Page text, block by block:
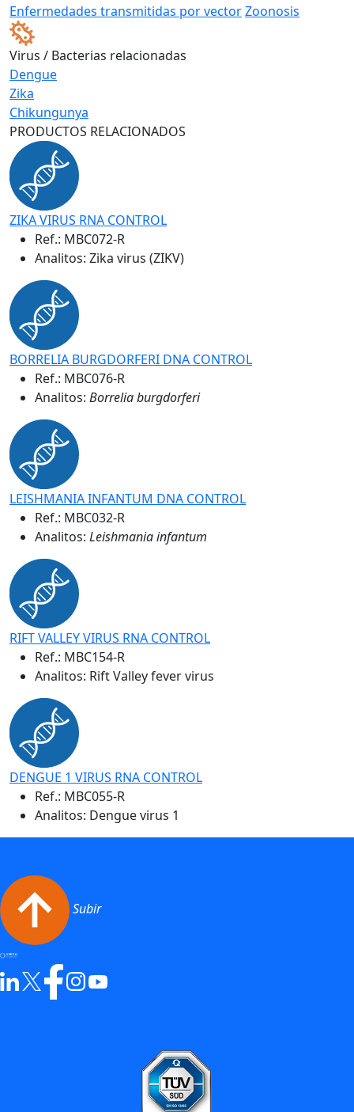
Enfermedades transmitidas por vectorZoonosis
Virus / Bacterias relacionadas
Dengue
Zika
Chikungunya
PRODUCTOS RELACIONADOS
ZIKA VIRUS RNA CONTROL
Ref.: MBC072-R
Analitos: Zika virus (ZIKV)
BORRELIA BURGDORFERI DNA CONTROL
Ref.: MBC076-R
Analitos: Borrelia burgdorferi
LEISHMANIA INFANTUM DNA CONTROL
Ref.: MBC032-R
Analitos: Leishmania infantum
RIFT VALLEY VIRUS RNA CONTROL
Ref.: MBC154-R
Analitos: Rift Valley fever virus
DENGUE 1 VIRUS RNA CONTROL
Ref.: MBC055-R
Analitos: Dengue virus 1
Subir